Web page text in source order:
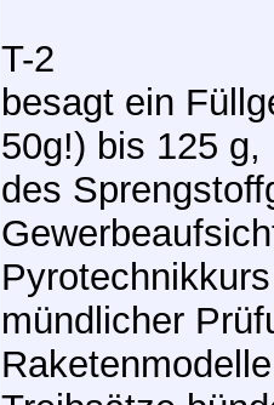
T-2
besagt ein
50g!) bis 125
des
mündlicher